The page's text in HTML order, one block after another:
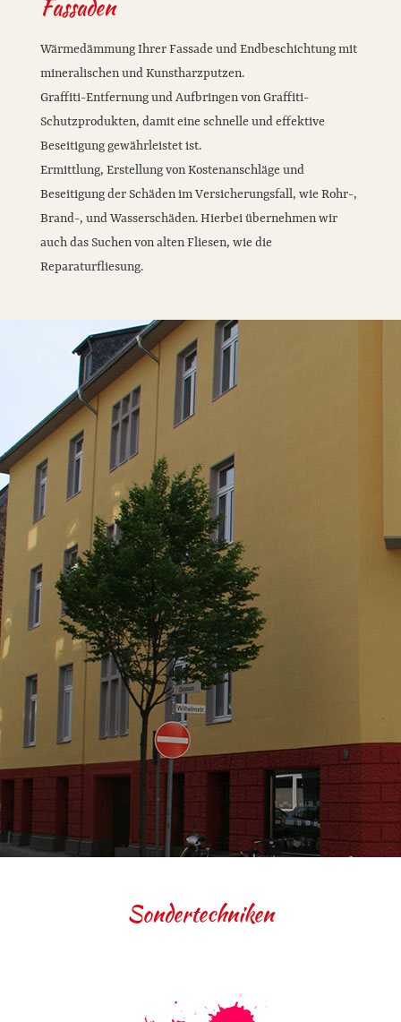
Fassaden
Wärmedämmung Ihrer Fassade und Endbeschichtung mit
mineralischen und Kunstharzputzen.
Graffiti-Entfernung und Aufbringen von Graffiti-
Schutzprodukten, damit eine schnelle und effektive
Beseitigung gewährleistet ist.
Ermittlung, Erstellung von Kostenanschläge und
Beseitigung der Schäden im Versicherungsfall, wie Rohr-,
Brand-, und Wasserschäden. Hierbei übernehmen wir
auch das Suchen von alten Fliesen, wie die
Reparaturfliesung.
Sondertechniken